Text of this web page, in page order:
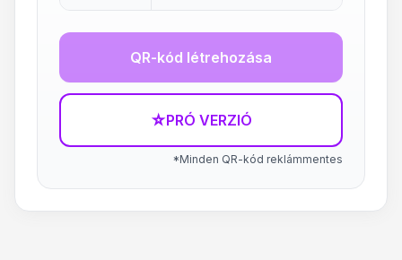
QR-kód létrehozása
☆PRÓ VERZIÓ
*Minden QR-kód reklámmentes